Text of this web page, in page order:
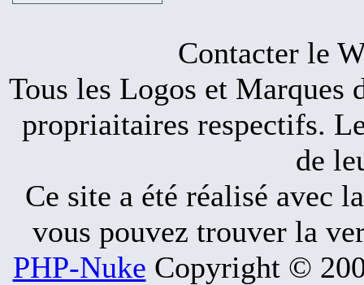
Contacter le
Tous les Logos et Marques
propriaitaires respectifs.
de
Ce site a été réalisé avec
vous pouvez trouver la
PHP-Nuke Copyright ©